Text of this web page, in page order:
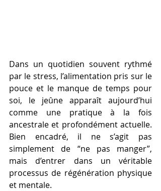
Dans un quotidien souvent rythmé
par le stress, l’alimentation pris sur le
pouce et le manque de temps pour
soi, le jeûne apparaît aujourd’hui
comme une pratique à la fois
ancestrale et profondément actuelle.
Bien encadré, il ne s’agit pas
simplement de “ne pas manger”,
mais d’entrer dans un véritable
processus de régénération physique
et mentale.